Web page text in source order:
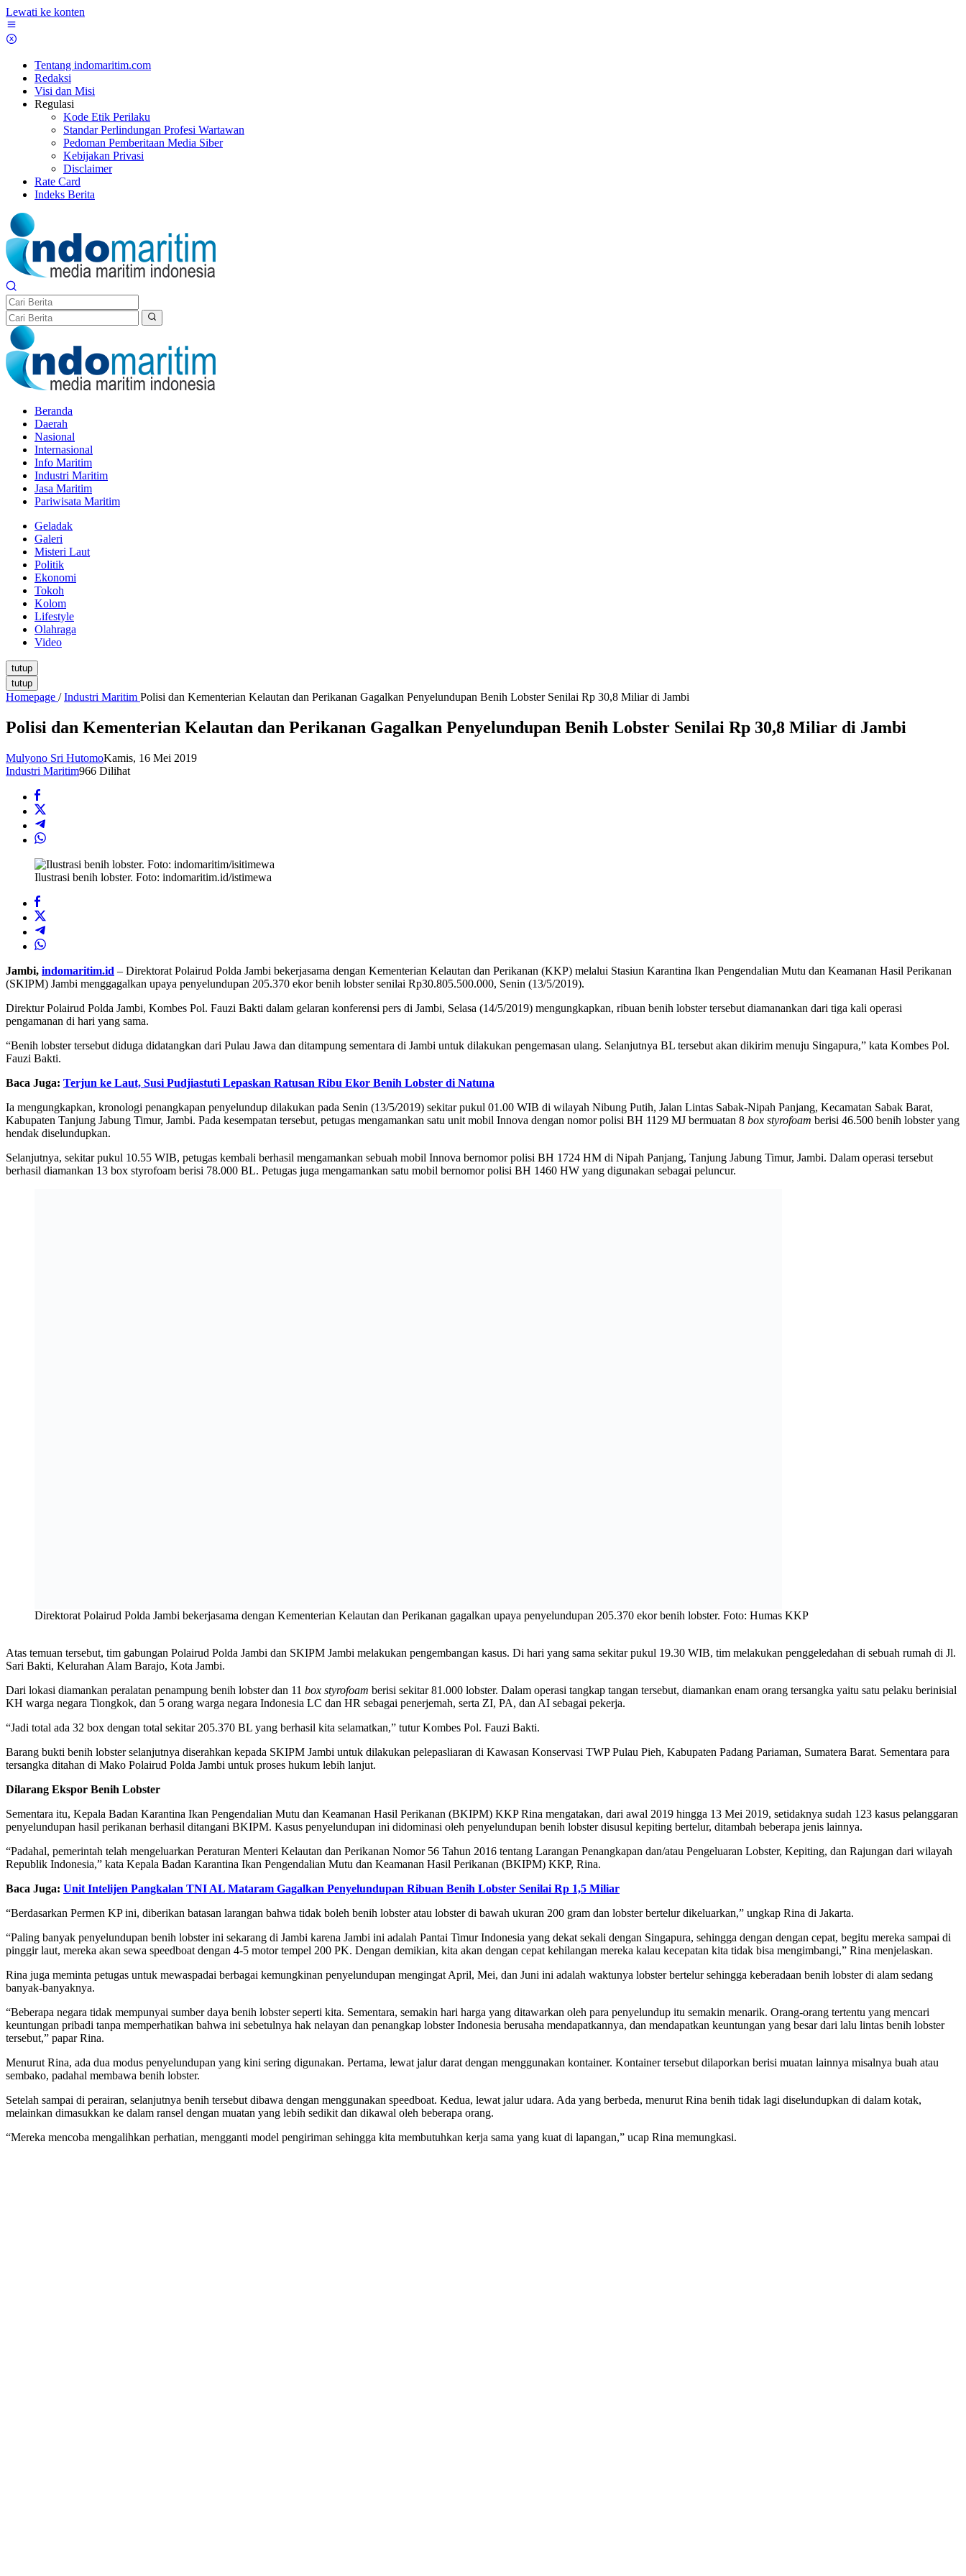
Lewati ke konten
Tentang indomaritim.com
Redaksi
Visi dan Misi
Regulasi
Kode Etik Perilaku
Standar Perlindungan Profesi Wartawan
Pedoman Pemberitaan Media Siber
Kebijakan Privasi
Disclaimer
Rate Card
Indeks Berita
Beranda
Daerah
Nasional
Internasional
Info Maritim
Industri Maritim
Jasa Maritim
Pariwisata Maritim
Geladak
Galeri
Misteri Laut
Politik
Ekonomi
Tokoh
Kolom
Lifestyle
Olahraga
Video
tutup
tutup
Homepage / Industri Maritim Polisi dan Kementerian Kelautan dan Perikanan Gagalkan Penyelundupan Benih Lobster Senilai Rp 30,8 Miliar di Jambi
Polisi dan Kementerian Kelautan dan Perikanan Gagalkan Penyelundupan Benih Lobster Senilai Rp 30,8 Miliar di Jambi
Mulyono Sri HutomoKamis, 16 Mei 2019
Industri Maritim966 Dilihat
Ilustrasi benih lobster. Foto: indomaritim.id/istimewa
Jambi, indomaritim.id – Direktorat Polairud Polda Jambi bekerjasama dengan Kementerian Kelautan dan Perikanan (KKP) melalui Stasiun Karantina Ikan Pengendalian Mutu dan Keamanan Hasil Perikanan
(SKIPM) Jambi menggagalkan upaya penyelundupan 205.370 ekor benih lobster senilai Rp30.805.500.000, Senin (13/5/2019).
Direktur Polairud Polda Jambi, Kombes Pol. Fauzi Bakti dalam gelaran konferensi pers di Jambi, Selasa (14/5/2019) mengungkapkan, ribuan benih lobster tersebut diamanankan dari tiga kali operasi
pengamanan di hari yang sama.
“Benih lobster tersebut diduga didatangkan dari Pulau Jawa dan ditampung sementara di Jambi untuk dilakukan pengemasan ulang. Selanjutnya BL tersebut akan dikirim menuju Singapura,” kata Kombes Pol.
Fauzi Bakti.
Baca Juga: Terjun ke Laut, Susi Pudjiastuti Lepaskan Ratusan Ribu Ekor Benih Lobster di Natuna
Ia mengungkapkan, kronologi penangkapan penyelundup dilakukan pada Senin (13/5/2019) sekitar pukul 01.00 WIB di wilayah Nibung Putih, Jalan Lintas Sabak-Nipah Panjang, Kecamatan Sabak Barat,
Kabupaten Tanjung Jabung Timur, Jambi. Pada kesempatan tersebut, petugas mengamankan satu unit mobil Innova dengan nomor polisi BH 1129 MJ bermuatan 8 box styrofoam berisi 46.500 benih lobster yang
hendak diselundupkan.
Selanjutnya, sekitar pukul 10.55 WIB, petugas kembali berhasil mengamankan sebuah mobil Innova bernomor polisi BH 1724 HM di Nipah Panjang, Tanjung Jabung Timur, Jambi. Dalam operasi tersebut
berhasil diamankan 13 box styrofoam berisi 78.000 BL. Petugas juga mengamankan satu mobil bernomor polisi BH 1460 HW yang digunakan sebagai peluncur.
Direktorat Polairud Polda Jambi bekerjasama dengan Kementerian Kelautan dan Perikanan gagalkan upaya penyelundupan 205.370 ekor benih lobster. Foto: Humas KKP
Atas temuan tersebut, tim gabungan Polairud Polda Jambi dan SKIPM Jambi melakukan pengembangan kasus. Di hari yang sama sekitar pukul 19.30 WIB, tim melakukan penggeledahan di sebuah rumah di Jl.
Sari Bakti, Kelurahan Alam Barajo, Kota Jambi.
Dari lokasi diamankan peralatan penampung benih lobster dan 11 box styrofoam berisi sekitar 81.000 lobster. Dalam operasi tangkap tangan tersebut, diamankan enam orang tersangka yaitu satu pelaku berinisial
KH warga negara Tiongkok, dan 5 orang warga negara Indonesia LC dan HR sebagai penerjemah, serta ZI, PA, dan AI sebagai pekerja.
“Jadi total ada 32 box dengan total sekitar 205.370 BL yang berhasil kita selamatkan,” tutur Kombes Pol. Fauzi Bakti.
Barang bukti benih lobster selanjutnya diserahkan kepada SKIPM Jambi untuk dilakukan pelepasliaran di Kawasan Konservasi TWP Pulau Pieh, Kabupaten Padang Pariaman, Sumatera Barat. Sementara para
tersangka ditahan di Mako Polairud Polda Jambi untuk proses hukum lebih lanjut.
Dilarang Ekspor Benih Lobster
Sementara itu, Kepala Badan Karantina Ikan Pengendalian Mutu dan Keamanan Hasil Perikanan (BKIPM) KKP Rina mengatakan, dari awal 2019 hingga 13 Mei 2019, setidaknya sudah 123 kasus pelanggaran
penyelundupan hasil perikanan berhasil ditangani BKIPM. Kasus penyelundupan ini didominasi oleh penyelundupan benih lobster disusul kepiting bertelur, ditambah beberapa jenis lainnya.
“Padahal, pemerintah telah mengeluarkan Peraturan Menteri Kelautan dan Perikanan Nomor 56 Tahun 2016 tentang Larangan Penangkapan dan/atau Pengeluaran Lobster, Kepiting, dan Rajungan dari wilayah
Republik Indonesia,” kata Kepala Badan Karantina Ikan Pengendalian Mutu dan Keamanan Hasil Perikanan (BKIPM) KKP, Rina.
Baca Juga: Unit Intelijen Pangkalan TNI AL Mataram Gagalkan Penyelundupan Ribuan Benih Lobster Senilai Rp 1,5 Miliar
“Berdasarkan Permen KP ini, diberikan batasan larangan bahwa tidak boleh benih lobster atau lobster di bawah ukuran 200 gram dan lobster bertelur dikeluarkan,” ungkap Rina di Jakarta.
“Paling banyak penyelundupan benih lobster ini sekarang di Jambi karena Jambi ini adalah Pantai Timur Indonesia yang dekat sekali dengan Singapura, sehingga dengan dengan cepat, begitu mereka sampai di
pinggir laut, mereka akan sewa speedboat dengan 4-5 motor tempel 200 PK. Dengan demikian, kita akan dengan cepat kehilangan mereka kalau kecepatan kita tidak bisa mengimbangi,” Rina menjelaskan.
Rina juga meminta petugas untuk mewaspadai berbagai kemungkinan penyelundupan mengingat April, Mei, dan Juni ini adalah waktunya lobster bertelur sehingga keberadaan benih lobster di alam sedang
banyak-banyaknya.
“Beberapa negara tidak mempunyai sumber daya benih lobster seperti kita. Sementara, semakin hari harga yang ditawarkan oleh para penyelundup itu semakin menarik. Orang-orang tertentu yang mencari
keuntungan pribadi tanpa memperhatikan bahwa ini sebetulnya hak nelayan dan penangkap lobster Indonesia berusaha mendapatkannya, dan mendapatkan keuntungan yang besar dari lalu lintas benih lobster
tersebut,” papar Rina.
Menurut Rina, ada dua modus penyelundupan yang kini sering digunakan. Pertama, lewat jalur darat dengan menggunakan kontainer. Kontainer tersebut dilaporkan berisi muatan lainnya misalnya buah atau
sembako, padahal membawa benih lobster.
Setelah sampai di perairan, selanjutnya benih tersebut dibawa dengan menggunakan speedboat. Kedua, lewat jalur udara. Ada yang berbeda, menurut Rina benih tidak lagi diselundupkan di dalam kotak,
melainkan dimasukkan ke dalam ransel dengan muatan yang lebih sedikit dan dikawal oleh beberapa orang.
“Mereka mencoba mengalihkan perhatian, mengganti model pengiriman sehingga kita membutuhkan kerja sama yang kuat di lapangan,” ucap Rina memungkasi.